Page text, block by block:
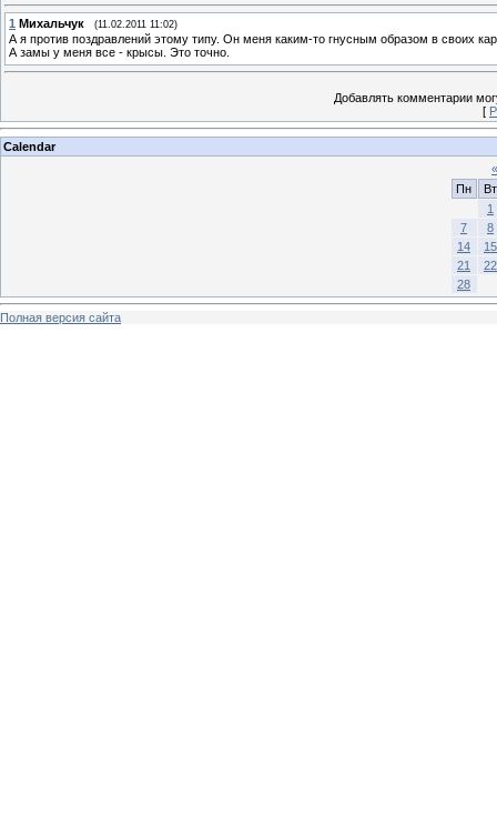
1 Михальчук (11.02.2011 11:02)
А я против поздравлений этому типу. Он меня каким-то гнусным образом в своих
А замы у меня все - крысы. Это точно.
Добавлять комментарии
[
Calendar
«
Пн
Вт
1
7
8
14
15
21
22
28
Полная версия сайта